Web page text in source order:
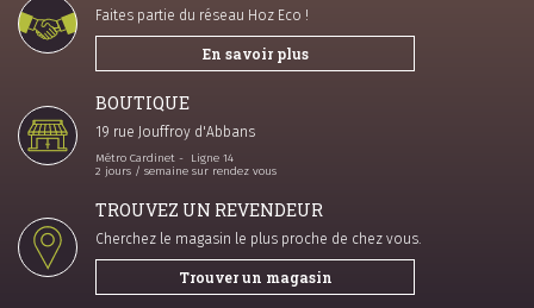
Faites partie du réseau Hoz Eco !
En savoir plus
BOUTIQUE
19 rue Jouffroy d'Abbans
Métro Cardinet - Ligne 14
2 jours / semaine sur rendez vous
TROUVEZ UN REVENDEUR
Cherchez le magasin le plus proche de chez vous.
Trouver un magasin